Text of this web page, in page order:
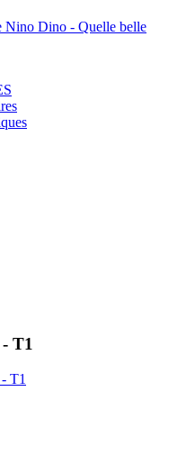
Nino Dino - Quelle belle
T1
T1